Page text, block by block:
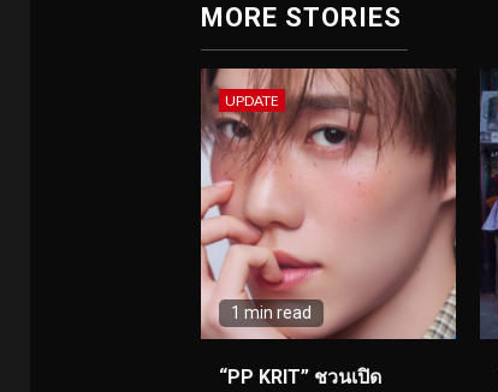
MORE STORIES
UPDATE
1 min read
“PP KRIT” ชวนเปิด